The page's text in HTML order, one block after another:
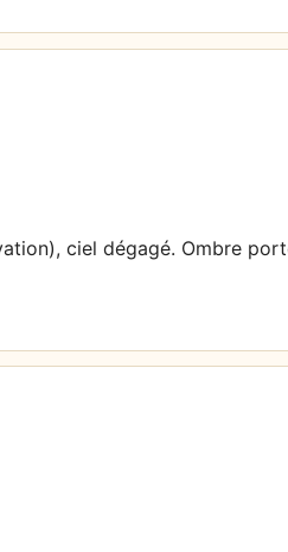
ciel dégagé. Ombre